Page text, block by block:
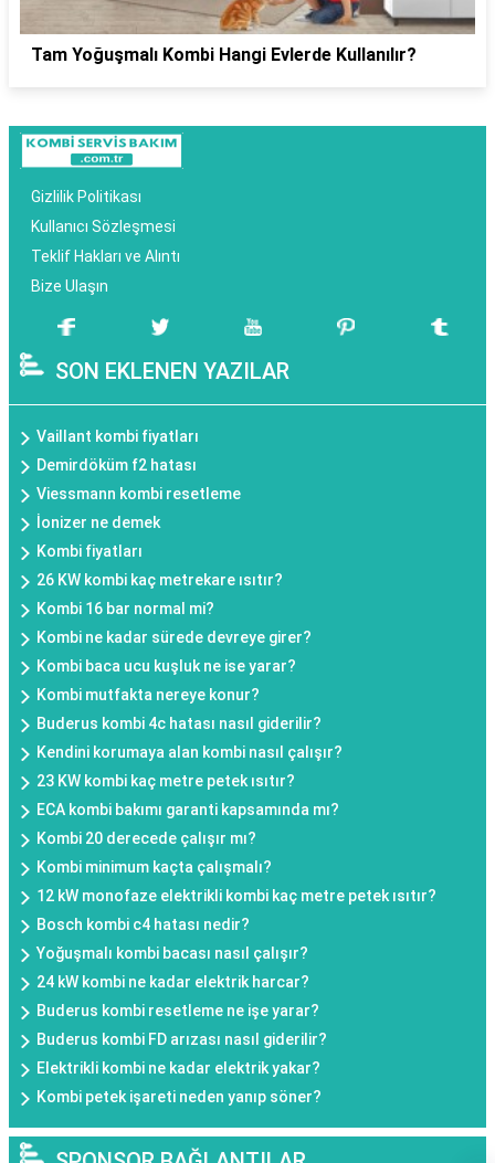
Tam Yoğuşmalı Kombi Hangi Evlerde Kullanılır?
Gizlilik Politikası
Kullanıcı Sözleşmesi
Teklif Hakları ve Alıntı
Bize Ulaşın
SON EKLENEN YAZILAR
Vaillant kombi fiyatları
Demirdöküm f2 hatası
Viessmann kombi resetleme
İonizer ne demek
Kombi fiyatları
26 KW kombi kaç metrekare ısıtır?
Kombi 16 bar normal mi?
Kombi ne kadar sürede devreye girer?
Kombi baca ucu kuşluk ne ise yarar?
Kombi mutfakta nereye konur?
Buderus kombi 4c hatası nasıl giderilir?
Kendini korumaya alan kombi nasıl çalışır?
23 KW kombi kaç metre petek ısıtır?
ECA kombi bakımı garanti kapsamında mı?
Kombi 20 derecede çalışır mı?
Kombi minimum kaçta çalışmalı?
12 kW monofaze elektrikli kombi kaç metre petek ısıtır?
Bosch kombi c4 hatası nedir?
Yoğuşmalı kombi bacası nasıl çalışır?
24 kW kombi ne kadar elektrik harcar?
Buderus kombi resetleme ne işe yarar?
Buderus kombi FD arızası nasıl giderilir?
Elektrikli kombi ne kadar elektrik yakar?
Kombi petek işareti neden yanıp söner?